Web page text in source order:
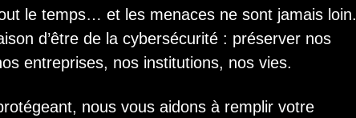
le temps… et les menaces ne sont jamais loin.
d’être de la cybersécurité : préserver nos
entreprises, nos institutions, nos vies.
nous vous aidons à remplir votre